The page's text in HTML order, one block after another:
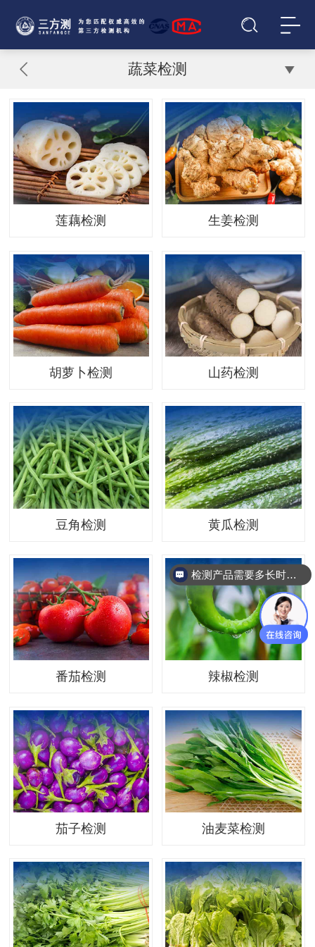
蔬菜检测
莲藕检测 生姜检测
胡萝卜检测 山药检测
豆角检测 黄瓜检测
番茄检测 辣椒检测
茄子检测 油麦菜检测
检测产品需要多长时间？